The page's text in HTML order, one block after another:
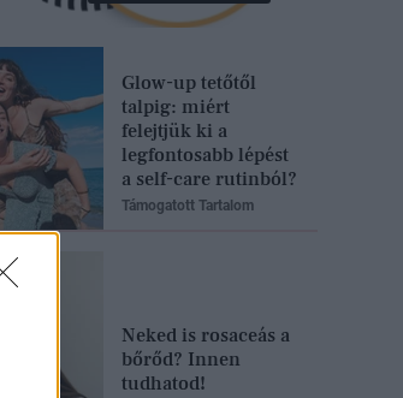
Glow-up tetőtől
talpig: miért
felejtjük ki a
legfontosabb lépést
a self-care rutinból?
Támogatott Tartalom
Neked is rosaceás a
bőrőd? Innen
tudhatod!